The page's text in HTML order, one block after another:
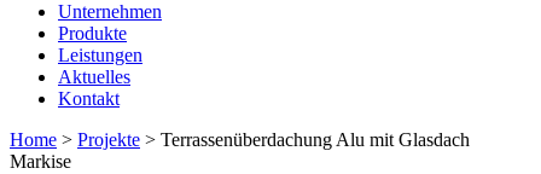
Unternehmen
Produkte
Leistungen
Aktuelles
Kontakt
Home > Projekte > Terrassenüberdachung Alu mit Glasdach
Markise